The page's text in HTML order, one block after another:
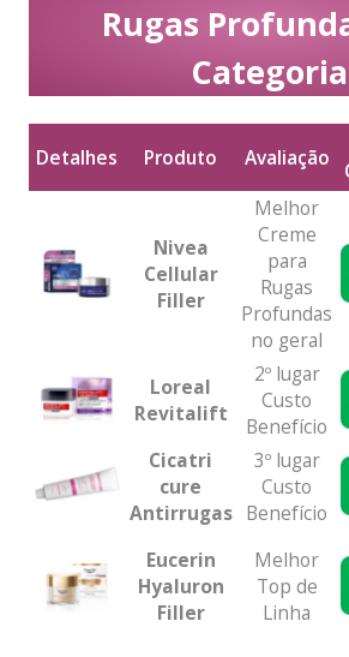
Rugas
Categoria
Detalhes Produto Avaliação
Avaliação
Nivea
Cellular
Filler
Melhor
Creme
para
Rugas
Profundas
no geral
Loreal
Revitalift
2º lugar
Custo
Benefício
Cicatri
cure
Antirrugas
3º lugar
Custo
Benefício
Eucerin
Hyaluron
Filler
Melhor
Top de
Linha